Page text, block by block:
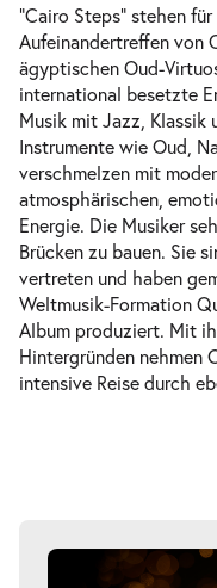
“Cairo Steps” stehen
Aufeinandertreffen von
ägyptischen Oud-
international besetzte
Musik mit Jazz, Klassik
Instrumente wie Oud,
verschmelzen mit
atmosphärischen,
Energie. Die Musiker
Brücken zu bauen. Sie
vertreten und haben
Weltmusik-Formation
Album produziert. Mit
Hintergründen nehmen
intensive Reise durch